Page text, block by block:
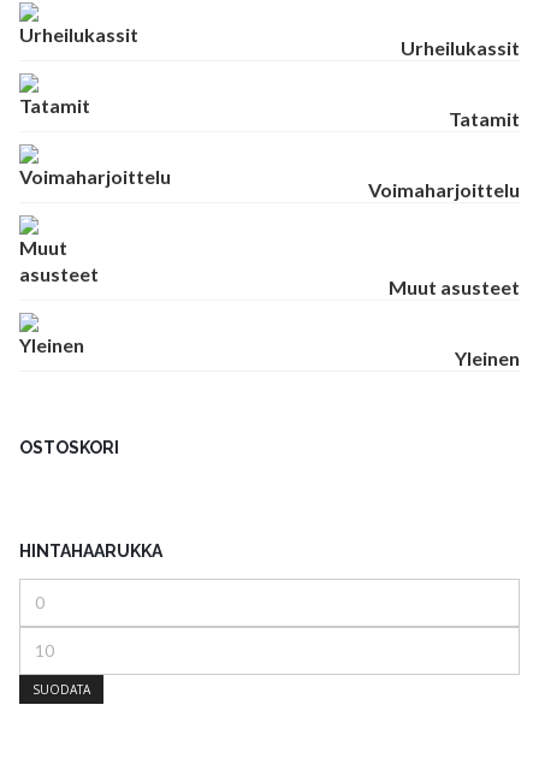
Urheilukassit
Tatamit
Voimaharjoittelu
Muut asusteet
Yleinen
OSTOSKORI
HINTAHAARUKKA
SUODATA